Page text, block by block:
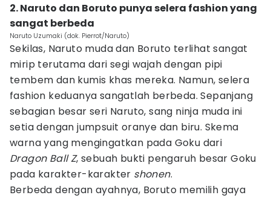
2. Naruto dan Boruto punya selera fashion yang
sangat berbeda
Naruto Uzumaki (dok. Pierrot/Naruto)
Sekilas, Naruto muda dan Boruto terlihat sangat
mirip terutama dari segi wajah dengan pipi
tembem dan kumis khas mereka. Namun, selera
fashion keduanya sangatlah berbeda. Sepanjang
sebagian besar seri Naruto, sang ninja muda ini
setia dengan jumpsuit oranye dan biru. Skema
warna yang mengingatkan pada Goku dari
Dragon Ball Z, sebuah bukti pengaruh besar Goku
pada karakter-karakter shonen.
Berbeda dengan ayahnya, Boruto memilih gaya